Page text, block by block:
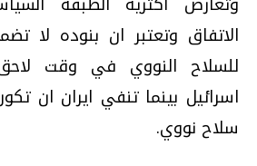
الاتفاق وتعتبر ان بنوده لا
للسلاح النووي في وقت
اسرائيل بينما تنفي ايران ان
سلاح نووي.